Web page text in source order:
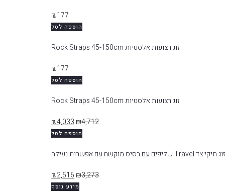
הוספה לסל
זוג רצועות אלסטיות Rock Straps 45-150cm
₪177
הוספה לסל
זוג רצועות אלסטיות Rock Straps 45-150cm
₪177
הוספה לסל
זוג תיקי צד Travel שליפים עם בסיס מוקשח עם אפשרות נעילה
₪4,712
₪4,033
מידע נוסף
₪3,273
₪2,516